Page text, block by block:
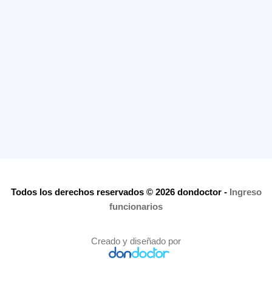
Todos los derechos reservados © 2026 dondoctor - Ingreso
funcionarios
Creado y diseñado por